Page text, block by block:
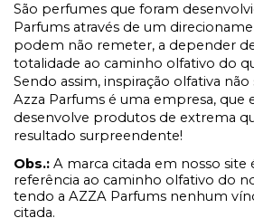
São perfumes que foram
Parfums através de um
podem não remeter, a depender
totalidade ao caminho olfativo do
Sendo assim, inspiração olfativa
Azza Parfums é uma empresa, que
desenvolve produtos de extrema
resultado surpreendente!
Obs.: A marca citada em nosso
referência ao caminho olfativo do
tendo a AZZA Parfums nenhum
citada.